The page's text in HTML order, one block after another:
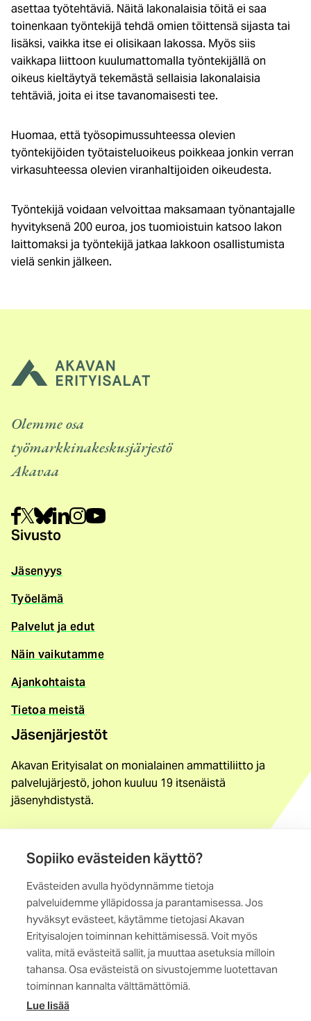
Sopiiko evästeiden käyttö?
Evästeiden avulla hyödynnämme tietoja
palveluidemme ylläpidossa ja parantamisessa. Jos
hyväksyt evästeet, käytämme tietojasi Akavan
Erityisalojen toiminnan kehittämisessä. Voit myös
valita, mitä evästeitä sallit, ja muuttaa asetuksia milloin
tahansa. Osa evästeistä on sivustojemme luotettavan
toiminnan kannalta välttämättömiä.
Lue lisää
asettaa työtehtäviä. Näitä lakonalaisia töitä ei saa
toinenkaan työntekijä tehdä omien töittensä sijasta tai
lisäksi, vaikka itse ei olisikaan lakossa. Myös siis
vaikkapa liittoon kuulumattomalla työntekijällä on
oikeus kieltäytyä tekemästä sellaisia lakonalaisia
tehtäviä, joita ei itse tavanomaisesti tee.
Huomaa, että työsopimussuhteessa olevien
työntekijöiden työtaisteluoikeus poikkeaa jonkin verran
virkasuhteessa olevien viranhaltijoiden oikeudesta.
Työntekijä voidaan velvoittaa maksamaan työnantajalle
hyvityksenä 200 euroa, jos tuomioistuin katsoo lakon
laittomaksi ja työntekijä jatkaa lakkoon osallistumista
vielä senkin jälkeen.
Olemme osa
työmarkkinakeskusjärjestö
Akavaa
Sivusto
Jäsenyys
Työelämä
Palvelut ja edut
Näin vaikutamme
Ajankohtaista
Tietoa meistä
Jäsenjärjestöt
Akavan Erityisalat on monialainen ammattiliitto ja
palvelujärjestö, johon kuuluu 19 itsenäistä
jäsenyhdistystä.
Löydä jäsenyhdistys
Yhteystiedot
Maistraatinportti 4 A, 6. krs
00240 Helsinki
Kaikki yhteystiedot